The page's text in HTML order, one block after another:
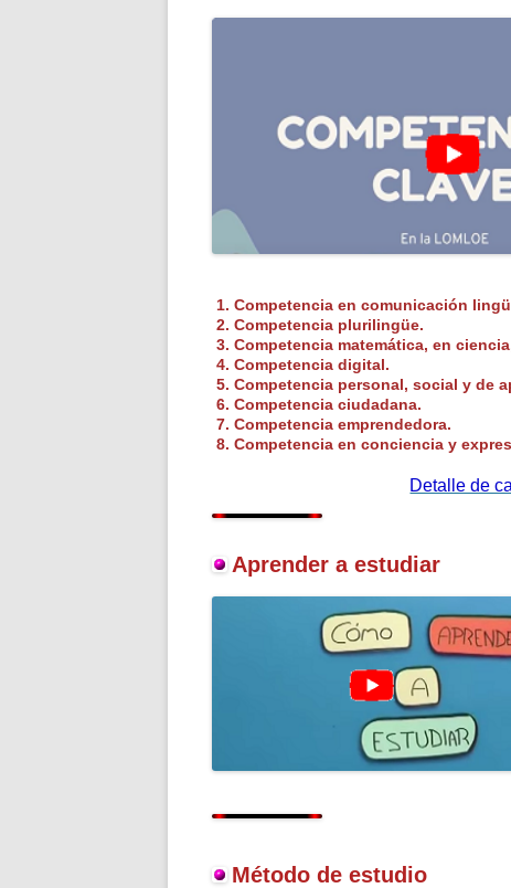
1. Competencia en comunicación
2. Competencia plurilingüe.
3. Competencia matemática, en
4. Competencia digital.
5. Competencia personal, social y de
6. Competencia ciudadana.
7. Competencia emprendedora.
8. Competencia en conciencia y
Detalle de
Aprender a estudiar
Método de estudio